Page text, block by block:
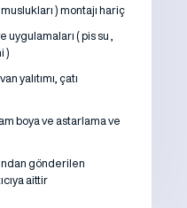
) montajı hariç
uygulamaları ( pis su ,
)
yalıtımı, çatı
boya ve astarlama ve
gönderilen
aittir